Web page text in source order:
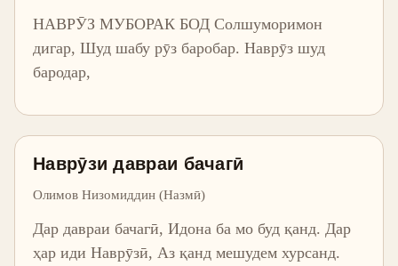
НАВРӮЗ МУБОРАК БОД Солшуморимон
дигар, Шуд шабу рӯз баробар. Наврӯз шуд
бародар,
Наврӯзи давраи бачагӣ
Олимов Низомиддин (Назмӣ)
Дар давраи бачагӣ, Идона ба мо буд қанд. Дар
ҳар иди Наврӯзӣ, Аз қанд мешудем хурсанд.